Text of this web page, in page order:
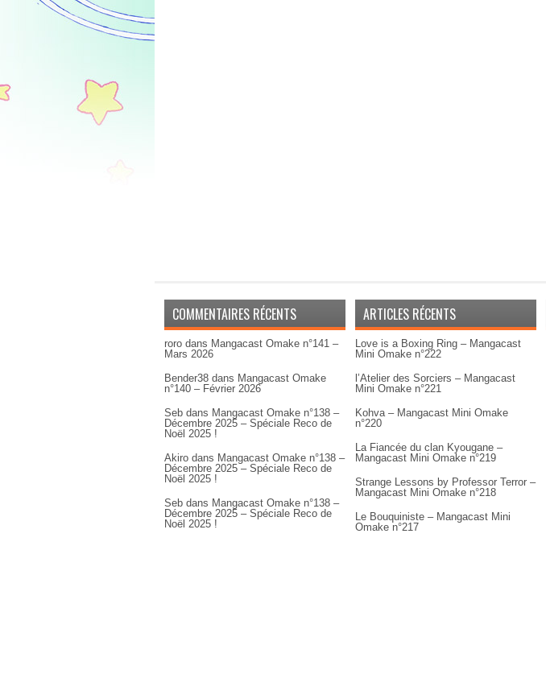
COMMENTAIRES RÉCENTS
roro dans Mangacast Omake n°141 –
Mars 2026
Bender38 dans Mangacast Omake
n°140 – Février 2026
Seb dans Mangacast Omake n°138 –
Décembre 2025 – Spéciale Reco de
Noël 2025 !
Akiro dans Mangacast Omake n°138 –
Décembre 2025 – Spéciale Reco de
Noël 2025 !
Seb dans Mangacast Omake n°138 –
Décembre 2025 – Spéciale Reco de
Noël 2025 !
ARTICLES RÉCENTS
Love is a Boxing Ring – Mangacast
Mini Omake n°222
l’Atelier des Sorciers – Mangacast
Mini Omake n°221
Kohva – Mangacast Mini Omake
n°220
La Fiancée du clan Kyougane –
Mangacast Mini Omake n°219
Strange Lessons by Professor Terror –
Mangacast Mini Omake n°218
Le Bouquiniste – Mangacast Mini
Omake n°217